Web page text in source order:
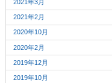
2021年3月
2021年2月
2020年10月
2020年2月
2019年12月
2019年10月